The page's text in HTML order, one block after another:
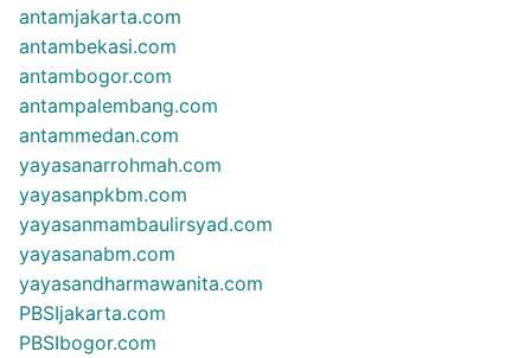
antamjakarta.com
antambekasi.com
antambogor.com
antampalembang.com
antammedan.com
yayasanarrohmah.com
yayasanpkbm.com
yayasanmambaulirsyad.com
yayasanabm.com
yayasandharmawanita.com
PBSIjakarta.com
PBSIbogor.com